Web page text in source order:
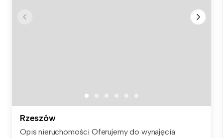
Rzeszów
Opis nieruchomości Oferujemy do wynajęcia